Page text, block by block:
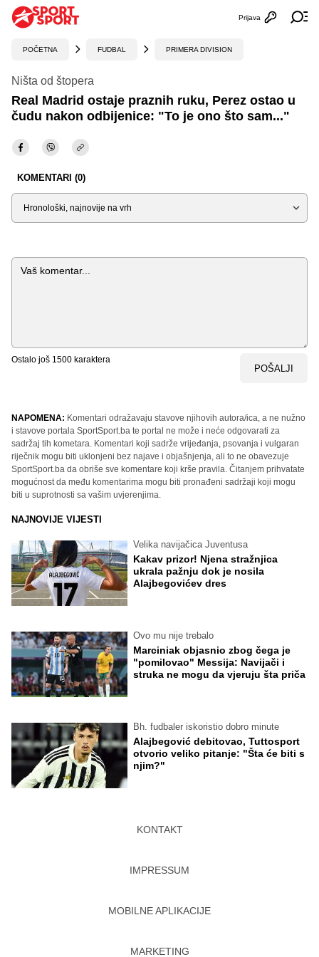
Otvori
Prijava
POČETNA FUDBAL PRIMERA DIVISION
Ništa od štopera
Real Madrid ostaje praznih ruku, Perez ostao u
čudu nakon odbijenice: "To je ono što sam..."
KOMENTARI (0)
Sortiraj
Komentar
Ostalo još 1500 karaktera
POŠALJI
NAPOMENA: Komentari odražavaju stavove njihovih autora/ica, a ne nužno
i stavove portala SportSport.ba te portal ne može i neće odgovarati za
sadržaj tih kometara. Komentari koji sadrže vrijeđanja, psovanja i vulgaran
riječnik mogu biti uklonjeni bez najave i objašnjenja, ali to ne obavezuje
SportSport.ba da obriše sve komentare koji krše pravila. Čitanjem prihvatate
mogućnost da među komentarima mogu biti pronađeni sadržaji koji mogu
biti u suprotnosti sa vašim uvjerenjima.
NAJNOVIJE VIJESTI
Velika navijačica Juventusa
Kakav prizor! Njena stražnjica
ukrala pažnju dok je nosila
Alajbegovićev dres
Ovo mu nije trebalo
Marciniak objasnio zbog čega je
"pomilovao" Messija: Navijači i
struka ne mogu da vjeruju šta priča
Bh. fudbaler iskoristio dobro minute
Alajbegović debitovao, Tuttosport
otvorio veliko pitanje: "Šta će biti s
njim?"
KONTAKT
IMPRESSUM
MOBILNE APLIKACIJE
MARKETING